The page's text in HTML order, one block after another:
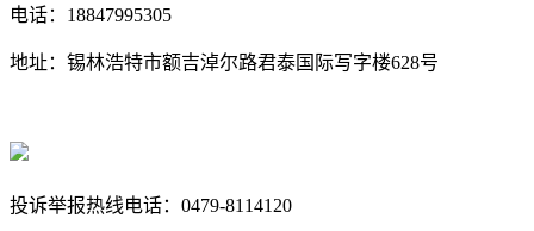
电话：18847995305
地址：锡林浩特市额吉淖尔路君泰国际写字楼628号
投诉举报热线电话：0479-8114120